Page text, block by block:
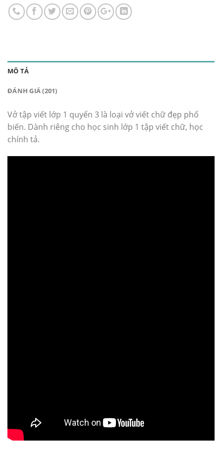
MÔ TẢ
ĐÁNH GIÁ (201)
Vở tập viết lớp 1 quyển 3 là loại vở viết chữ đẹp phổ
biến. Dành riêng cho học sinh lớp 1 tập viết chữ, học
chính tả.